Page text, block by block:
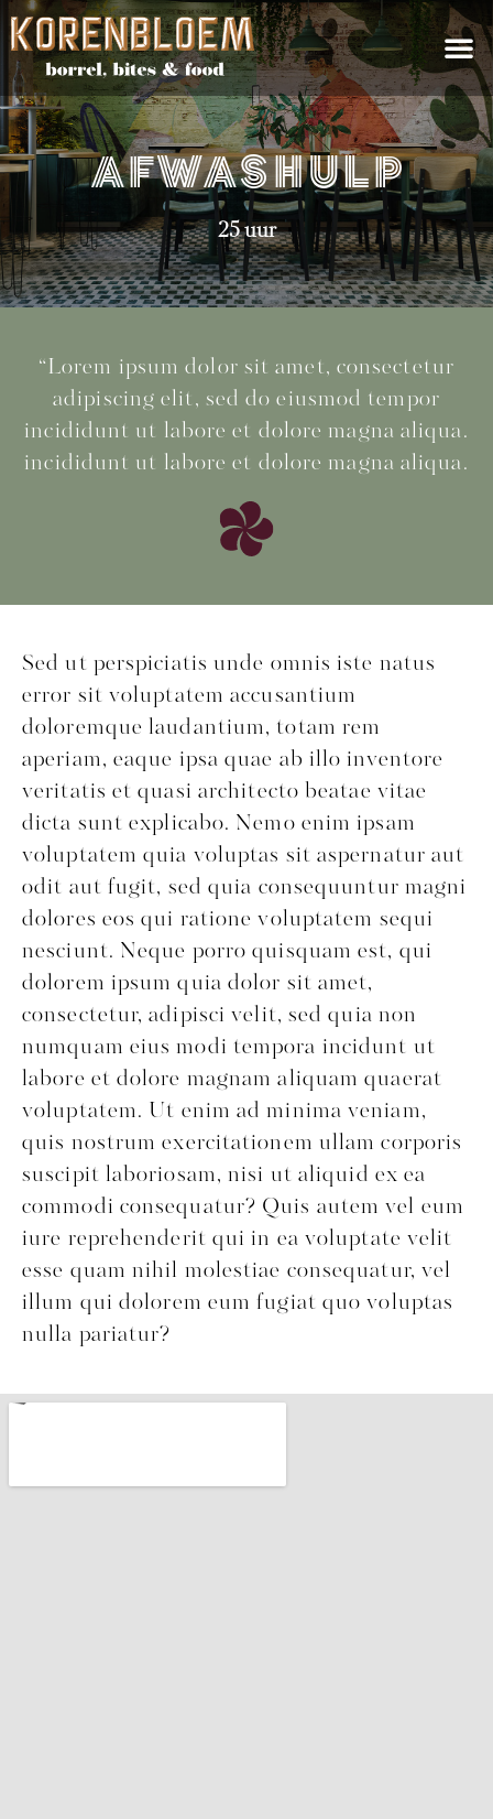
Afwashulp
25 uur
“Lorem ipsum dolor sit amet, consectetur
adipiscing elit, sed do eiusmod tempor
incididunt ut labore et dolore magna aliqua.
incididunt ut labore et dolore magna aliqua.
Sed ut perspiciatis unde omnis iste natus
error sit voluptatem accusantium
doloremque laudantium, totam rem
aperiam, eaque ipsa quae ab illo inventore
veritatis et quasi architecto beatae vitae
dicta sunt explicabo. Nemo enim ipsam
voluptatem quia voluptas sit aspernatur aut
odit aut fugit, sed quia consequuntur magni
dolores eos qui ratione voluptatem sequi
nesciunt. Neque porro quisquam est, qui
dolorem ipsum quia dolor sit amet,
consectetur, adipisci velit, sed quia non
numquam eius modi tempora incidunt ut
labore et dolore magnam aliquam quaerat
voluptatem. Ut enim ad minima veniam,
quis nostrum exercitationem ullam corporis
suscipit laboriosam, nisi ut aliquid ex ea
commodi consequatur? Quis autem vel eum
iure reprehenderit qui in ea voluptate velit
esse quam nihil molestiae consequatur, vel
illum qui dolorem eum fugiat quo voluptas
nulla pariatur?